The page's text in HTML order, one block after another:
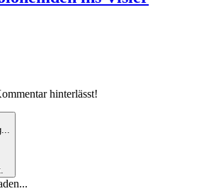
hinterlässt!